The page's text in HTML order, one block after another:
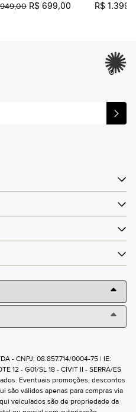
R$ 699,00
R$
®
- CNPJ: 08.857.714/0004-75 | IE:
12 - G01/SL 18 - CIVIT II - SERRA/ES
Eventuais promoções, descontos
são válidos apenas para compras via
veiculados são de propriedade da